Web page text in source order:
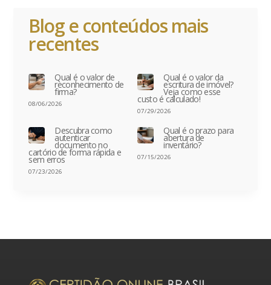
Blog e conteúdos mais
recentes
Qual é o valor de
reconhecimento de
firma?
08/06/2026
Qual é o valor da
escritura de imóvel?
Veja como esse
custo é calculado!
07/29/2026
Descubra como
autenticar
documento no
cartório de forma rápida e
sem erros
07/23/2026
Qual é o prazo para
abertura de
inventário?
07/15/2026